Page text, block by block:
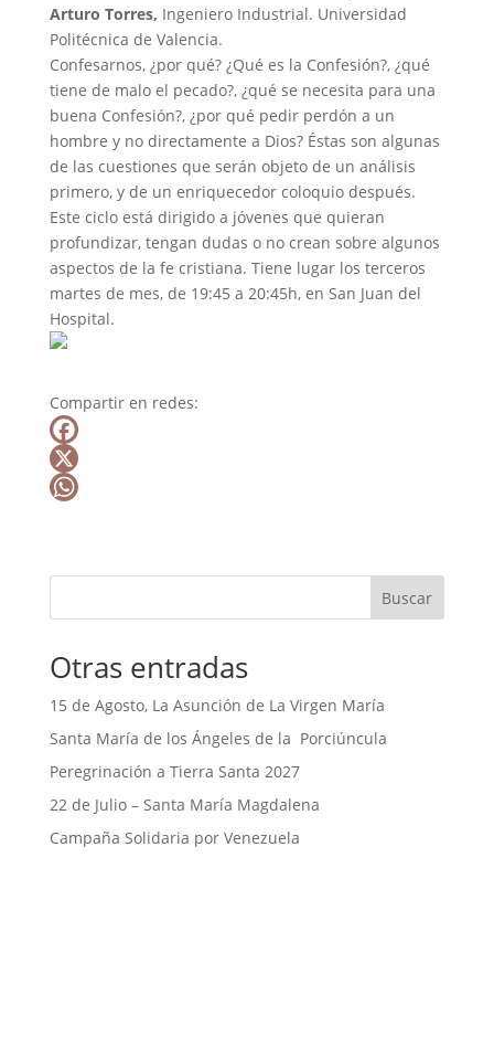
Arturo Torres, Ingeniero Industrial. Universidad
Politécnica de Valencia.
Confesarnos, ¿por qué? ¿Qué es la Confesión?, ¿qué
tiene de malo el pecado?, ¿qué se necesita para una
buena Confesión?, ¿por qué pedir perdón a un
hombre y no directamente a Dios? Éstas son algunas
de las cuestiones que serán objeto de un análisis
primero, y de un enriquecedor coloquio después.
Este ciclo está dirigido a jóvenes que quieran
profundizar, tengan dudas o no crean sobre algunos
aspectos de la fe cristiana. Tiene lugar los terceros
martes de mes, de 19:45 a 20:45h, en San Juan del
Hospital.
Compartir en redes:
F
a
b
k
X
a
A
p
Buscar
Otras entradas
15 de Agosto, La Asunción de La Virgen María
Santa María de los Ángeles de la Porciúncula
Peregrinación a Tierra Santa 2027
22 de Julio – Santa María Magdalena
Campaña Solidaria por Venezuela